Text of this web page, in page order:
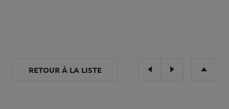
RETOUR À LA LISTE